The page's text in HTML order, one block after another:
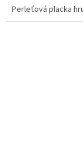
Perleťová placka